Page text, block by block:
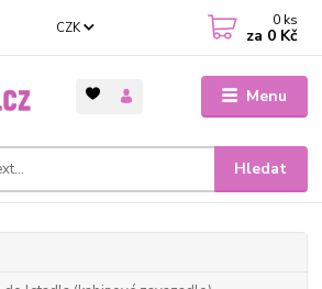
Menu
CZK
Hledat
0 ks
za 0 Kč